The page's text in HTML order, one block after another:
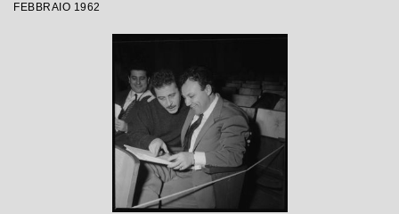
FEBBRAIO 1962